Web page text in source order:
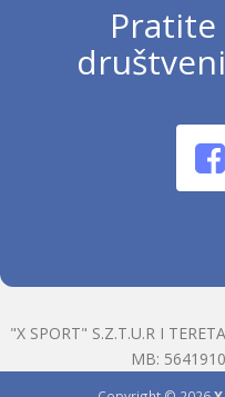
Pratite
"X SPORT" S.Z.T.U.R I
MB: